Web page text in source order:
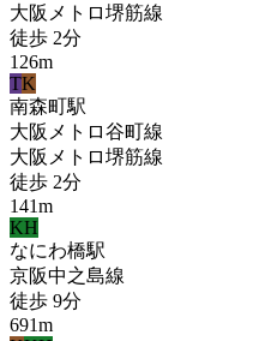
大阪メトロ堺筋線
徒歩 2分
126m
TK
南森町駅
大阪メトロ谷町線
大阪メトロ堺筋線
徒歩 2分
141m
KH
なにわ橋駅
京阪中之島線
徒歩 9分
691m